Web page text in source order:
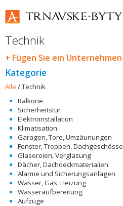
Technik
+ Fügen Sie ein Unternehmen
Kategorie
Alle /Technik
Balkone
Sicherheitstür
Elektroinstallation
Klimatisation
Garagen, Tore, Umzäunungen
Fenster, Treppen, Dachgeschösse
Glasereien, Verglasung
Dächer, Dachdeckmaterialien
Alarme und Sicherungsanlagen
Wasser, Gas, Heizung
Wasseraufbereitung
Aufzüge